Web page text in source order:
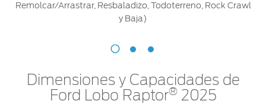
Remolcar/Arrastrar, Resbaladizo, Todoterreno, Rock Crawl
y Baja)
Dimensiones y Capacidades de
Ford Lobo Raptor®2025